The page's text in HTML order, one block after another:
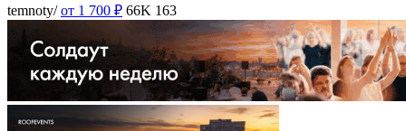
temnoty/ от 1 700 ₽ 66K 163